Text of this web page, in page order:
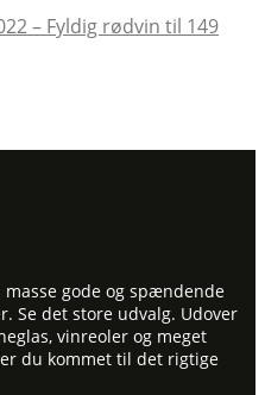
– Fyldig rødvin til 149
gode og spændende
Se det store udvalg. Udover
vinreoler og meget
du kommet til det rigtige